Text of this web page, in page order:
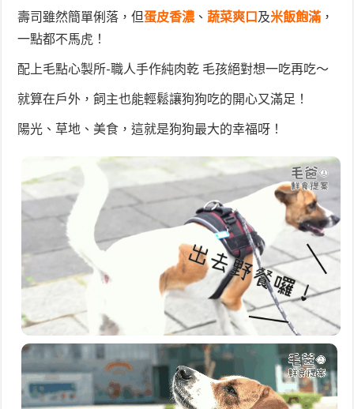
壽司雖然簡單俐落，但蛋皮香濃 、蔬菜爽口 及米飯飽滿 ，
一點都不馬虎！
配上毛點心製所-職人手作純肉乾 毛孩絕對想一吃再吃～
就算在戶外，飼主也能輕鬆讓狗狗吃的開心又滿足！
陽光、草地、美食，這就是狗狗最大的幸福呀！